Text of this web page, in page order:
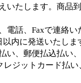
いたします。商品
電話、Faxで連絡い
内に発送いたしま
い、郵便払込払い
レジットカード払